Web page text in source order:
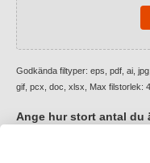
Godkända filtyper: eps, pdf, ai,
gif, pcx, doc, xlsx, Max filstorlek:
Ange hur stort antal du